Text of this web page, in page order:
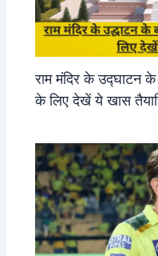
राम मंदिर के उद्घाटन
के लिए देखें ये खास